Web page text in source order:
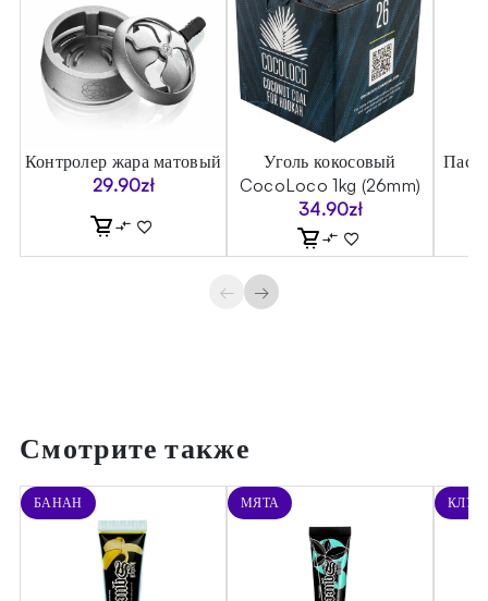
Контролер жара матовый
29.90zł
Уголь кокосовый
CocoLoco 1kg (26mm)
34.90zł
← →
Смотрите также
БАНАН МЯТА